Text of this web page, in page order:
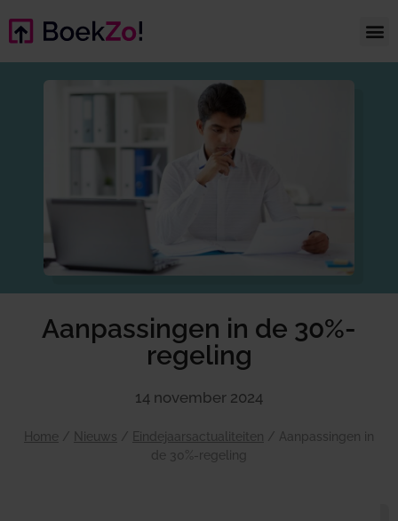
Aanpassingen in de 30%-
regeling
14 november 2024
Home / Nieuws / Eindejaarsactualiteiten / Aanpassingen in
de 30%-regeling